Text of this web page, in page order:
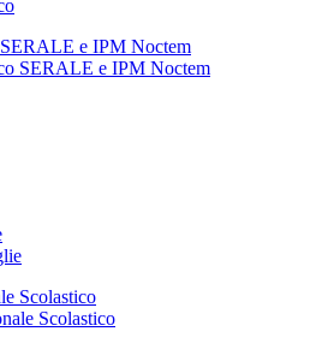
e IPM Noctem
Scolastico